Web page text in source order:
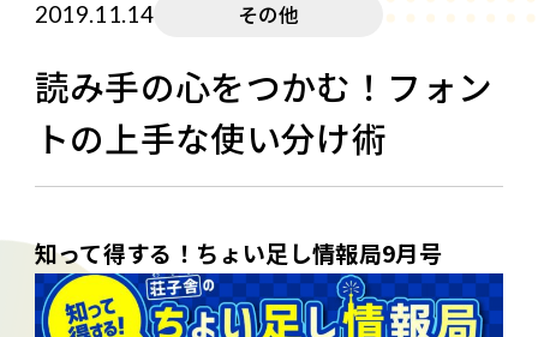
2019.11.14 その他
読み手の心をつかむ！フォン
トの上手な使い分け術
知って得する！ちょい足し情報局9月号